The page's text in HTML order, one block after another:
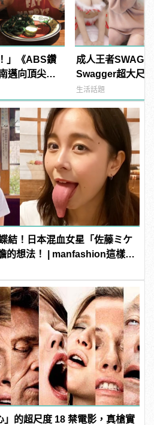
」《ABS鑽
邁向頂尖腹
成人王者SWAG
Swagger超大尺
紅海鮮通通有，
結！ |
生活話題
結！日本混血女星「佐藤ミケ
的想法！ | manfashion這樣變
」的超尺度 18 禁電影，真槍實